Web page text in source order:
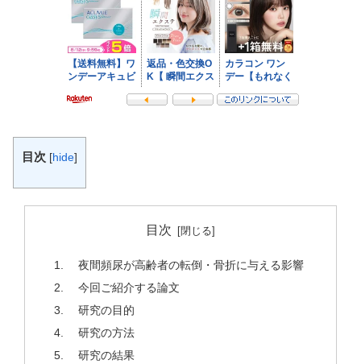
目次 [hide]
目次
夜間頻尿が高齢者の転倒・骨折に与える影響
今回ご紹介する論文
研究の目的
研究の方法
研究の結果